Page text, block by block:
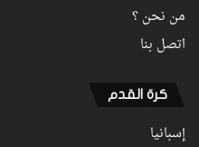
من نحن ؟
اتصل بنا
كرة القدم
إسبانيا